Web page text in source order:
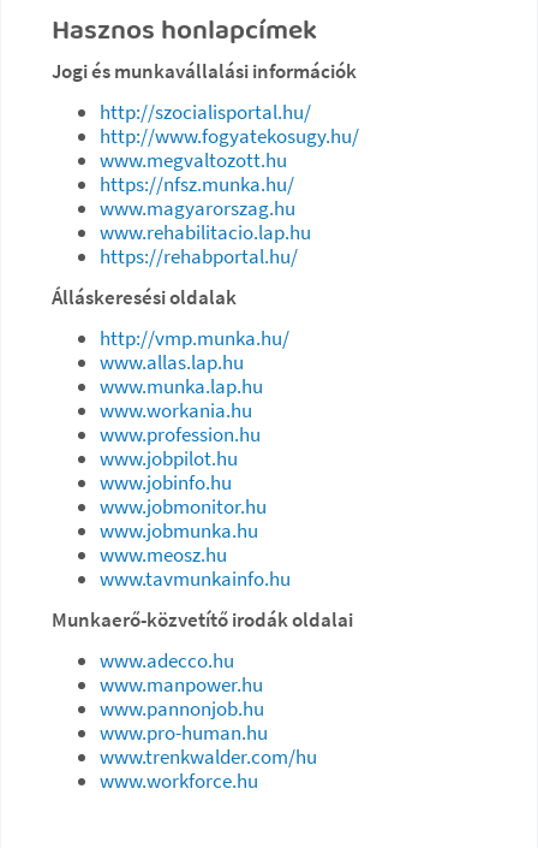
Hasznos honlapcímek
Jogi és munkavállalási információk
http://szocialisportal.hu/
http://www.fogyatekosugy.hu/
www.megvaltozott.hu
https://nfsz.munka.hu/
www.magyarorszag.hu
www.rehabilitacio.lap.hu
https://rehabportal.hu/
Álláskeresési oldalak
http://vmp.munka.hu/
www.allas.lap.hu
www.munka.lap.hu
www.workania.hu
www.profession.hu
www.jobpilot.hu
www.jobinfo.hu
www.jobmonitor.hu
www.jobmunka.hu
www.meosz.hu
www.tavmunkainfo.hu
Munkaerő-közvetítő irodák oldalai
www.adecco.hu
www.manpower.hu
www.pannonjob.hu
www.pro-human.hu
www.trenkwalder.com/hu
www.workforce.hu